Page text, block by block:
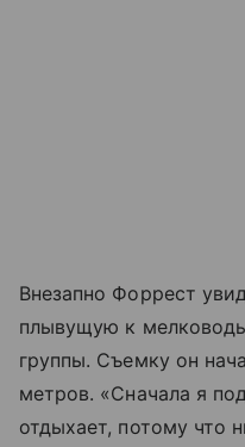
Внезапно Форрест
плывущую к
группы. Съемку он
метров. «Сначала я
отдыхает, потому что